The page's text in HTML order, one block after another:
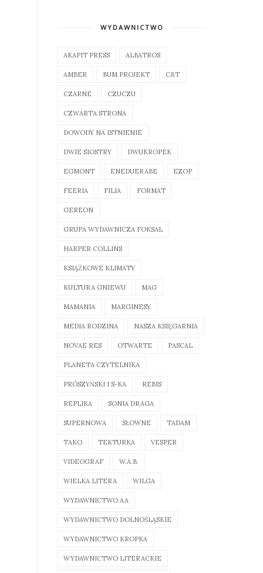
WYDAWNICTWO
AKAPIT PRESS ALBATROS
AMBER BUM PROJEKT C&T
CZARNE CZUCZU
CZWARTA STRONA
DOWODY NA ISTNIENIE
DWIE SIOSTRY DWUKROPEK
EGMONT ENEDUERABE EZOP
FEERIA FILIA FORMAT
GEREON
GRUPA WYDAWNICZA FOKSAL
HARPER COLLINS
KSIĄŻKOWE KLIMATY
KULTURA GNIEWU MAG
MAMANIA MARGINESY
MEDIA RODZINA NASZA KSIĘGARNIA
NOVAE RES OTWARTE PASCAL
PLANETA CZYTELNIKA
PRÓSZYŃSKI I S-KA REBIS
REPLIKA SONIA DRAGA
SUPERNOWA SŁOWNE TADAM
TAKO TEKTURKA VESPER
VIDEOGRAF W.A.B.
WIELKA LITERA WILGA
WYDAWNICTWO AA
WYDAWNICTWO DOLNOŚLĄSKIE
WYDAWNICTWO KROPKA
WYDAWNICTWO LITERACKIE